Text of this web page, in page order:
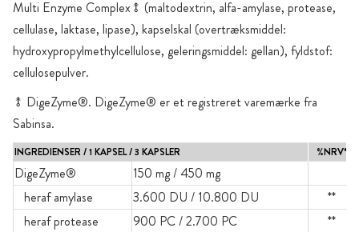
Multi Enzyme Complex⥉ (maltodextrin, alfa-amylase, protease,
cellulase, laktase, lipase), kapselskal (overtræksmiddel:
hydroxypropylmethylcellulose, geleringsmiddel: gellan), fyldstof:
cellulosepulver.
⥉ DigeZyme®. DigeZyme® er et registreret varemærke fra
Sabinsa.
INGREDIENSER / 1 KAPSEL / 3 KAPSLER %NRV*
DigeZyme®
150 mg / 450 mg
heraf amylase
3.600 DU / 10.800 DU
**
heraf protease
900 PC / 2.700 PC
**